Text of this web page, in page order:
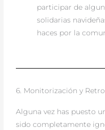
participar de
solidarias
haces por la
6. Monitorización y
Alguna vez has puesto
sido completamente